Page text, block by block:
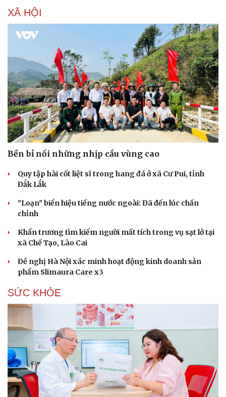
check-in
Hạt giống tâm hồn
XÃ HỘI
Bền bỉ nối những nhịp cầu vùng cao
Quy tập hài cốt liệt sĩ trong hang đá ở xã Cư Pui, tỉnh
Đắk Lắk
"Loạn" biển hiệu tiếng nước ngoài: Đã đến lúc chấn
chỉnh
Khẩn trương tìm kiếm người mất tích trong vụ sạt lở tại
xã Chế Tạo, Lào Cai
Đề nghị Hà Nội xác minh hoạt động kinh doanh sản
phẩm Slimaura Care x3
SỨC KHỎE